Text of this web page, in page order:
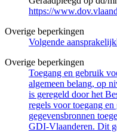
https://
Overige beperkingen
Volgende
Overige beperkingen
Toegang en gebruik
algemeen belang, op
is geregeld door het
regels voor toegang
gegevensbronnen
GDI-Vlaanderen. Dit